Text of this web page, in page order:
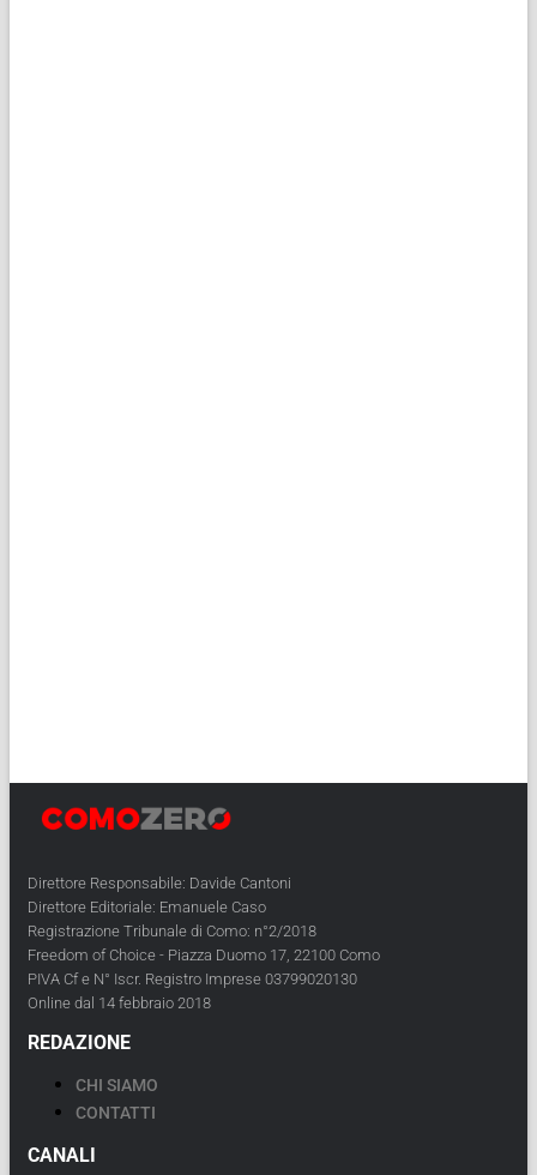
Direttore Responsabile: Davide Cantoni
Direttore Editoriale: Emanuele Caso
Registrazione Tribunale di Como: n°2/2018
Freedom of Choice - Piazza Duomo 17, 22100 Como
PIVA Cf e N° Iscr. Registro Imprese 03799020130
Online dal 14 febbraio 2018
REDAZIONE
CHI SIAMO
CONTATTI
CANALI